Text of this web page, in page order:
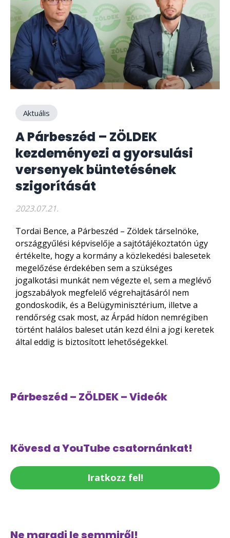
Aktuális
A Párbeszéd – ZÖLDEK
kezdeményezi a gyorsulási
versenyek büntetésének
szigorítását
2023.07.21.
Tordai Bence, a Párbeszéd – Zöldek társelnöke,
országgyűlési képviselője a sajtótájékoztatón úgy
értékelte, hogy a kormány a közlekedési balesetek
megelőzése érdekében sem a szükséges
jogalkotási munkát nem végezte el, sem a meglévő
jogszabályok megfelelő végrehajtásáról nem
gondoskodik, és a Belügyminisztérium, illetve a
rendőrség csak most, az Árpád hídon nemrégiben
történt halálos baleset után kezd élni a jogi keretek
által eddig is biztosított lehetőségekkel.
Párbeszéd – ZÖLDEK – Videók
Kövesd a YouTube csatornánkat!
Iratkozz fel!
Ne maradj le semmiről!